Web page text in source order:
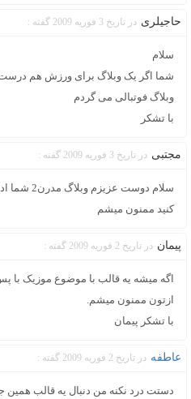
حاجیلری در تاریخ 3 فوریه 2009 گفته :
سلام
شما اگر یک وبلاگ برای ورزش هم
وبلاگ فوتبالی می گردم
با تشکر
مجتبی در تاریخ 3 فوریه 2009 گفته :
سلام دوست
کنید ممنون میشم
پیمان در تاریخ 2 فوریه 2009 گفته :
اگه میشه یه قالب با موضوع موزیک با
ازتون ممنون میشم.
با تشکر پیمان
عاطفه در تاریخ 2 فوریه 2009 گفته :
دستت درد نکنه من دنبال یه قالب